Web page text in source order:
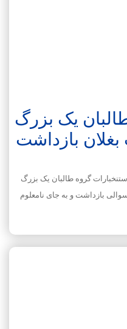
یک بزرگ
بازداشت
گروه طالبان یک بزرگ
بازداشت و به جای نامعلوم